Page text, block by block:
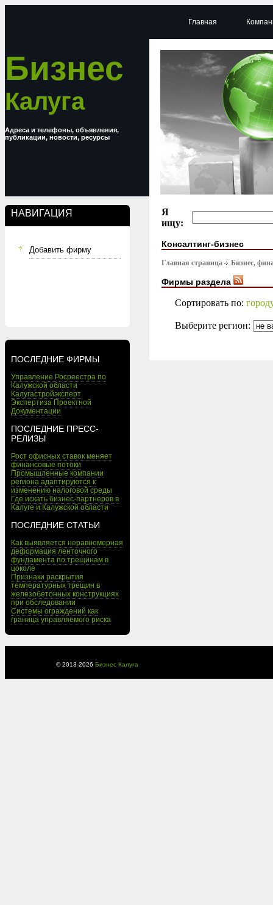
Бизнес
Калуга
Адреса и телефоны, объявления,
публикации, новости, ресурсы
НАВИГАЦИЯ
Добавить фирму
ПОСЛЕДНИЕ ФИРМЫ
Управление Росреестра по
Калужской области
Калугастройэксперт
Экспертиза Проектной
Документации
ПОСЛЕДНИЕ ПРЕСС-
РЕЛИЗЫ
Рост офисных ставок меняет
финансовые потоки
Промышленные компании
региона адаптируются к
изменению налоговой среды
Где искать бизнес-партнеров в
Калуге и Калужской области
ПОСЛЕДНИЕ СТАТЬИ
Как выявляется неравномерная
деформация ленточного
фундамента по трещинам в
цоколе
Признаки раскрытия
температурных трещин в
железобетонных конструкциях
при обследовании
Системы ограждений как
граница управляемого риска
Главная
Я
ищу:
Консалтинг-бизнес
Главная страница Бизнес,
Фирмы раздела
Сортировать по:
Выберите регион:
© 2013-2026 Бизнес Калуга